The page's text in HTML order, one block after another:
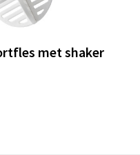
met shaker